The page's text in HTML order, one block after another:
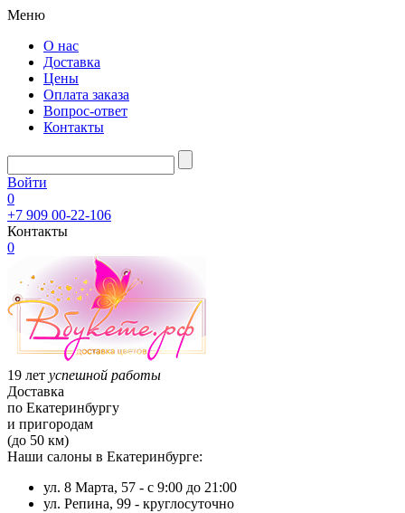
Меню
О нас
Доставка
Цены
Оплата заказа
Вопрос-ответ
Контакты
Войти
0
+7 909 00-22-106
Контакты
0
19 лет успешной работы
Доставка
по Екатеринбургу
и пригородам
(до 50 км)
Наши салоны в Екатеринбурге:
ул. 8 Марта, 57 - с 9:00 до 21:00
ул. Репина, 99 - круглосуточно